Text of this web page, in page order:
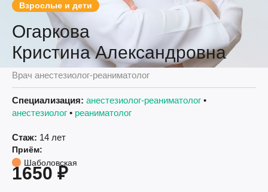
Взрослые и дети
Огаркова
Кристина Александровна
Врач анестезиолог-реаниматолог
Специализация: анестезиолог-реаниматолог •
анестезиолог • реаниматолог
Стаж: 14 лет
Приём:
Шаболовская
1650 ₽